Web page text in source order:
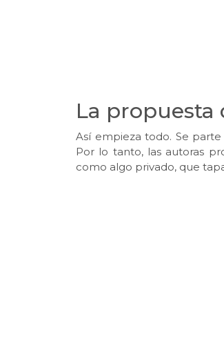
La propuesta
Así empieza todo. Se
Por lo tanto, las autoras
como algo privado, que